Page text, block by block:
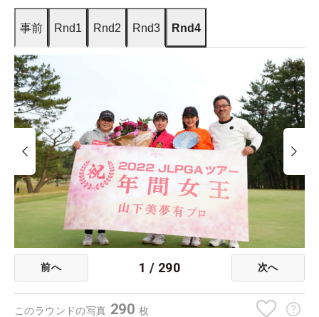
事前 Rnd1 Rnd2 Rnd3 Rnd4
前へ 1 / 290 次へ
このラウンドの写真 290 枚